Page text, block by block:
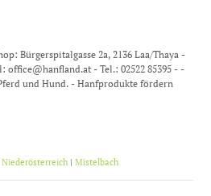
Bürgerspitalgasse 2a, 2136 Laa/Thaya -
office@hanfland.at - Tel.: 02522 85395 - -
und Hund. - Hanfprodukte fördern
Niederösterreich |Mistelbach